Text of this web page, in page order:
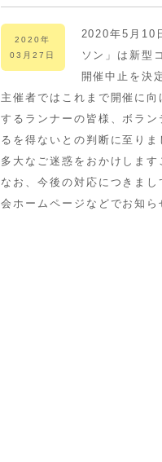
2020年
03月27日
2020年5月10
ソン」は新型
開催中止を決
主催者ではこれまで開催に
するランナーの皆様、ボラ
るを得ないとの判断に至り
多大なご迷惑をおかけしま
なお、今後の対応につきま
会ホームページなどでお知